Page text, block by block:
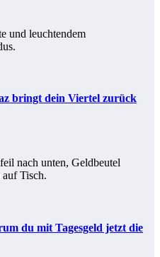
bringt dein Viertel zurück
du mit Tagesgeld jetzt die